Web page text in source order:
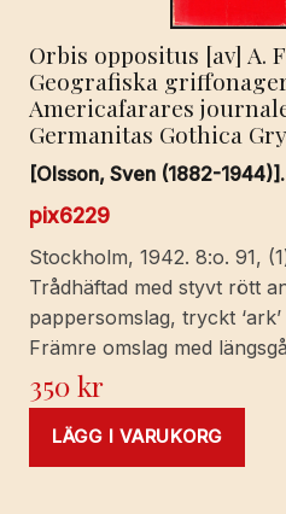
Orbis oppositus [av] A.
Geografiska
Americafarares
Germanitas Gothica
[Olsson, Sven (1882-1944)].
pix6229
Stockholm, 1942. 8:o. 91,
Trådhäftad med styvt rött
pappersomslag, tryckt
Främre omslag med
350kr
LÄGG I VARUKORG